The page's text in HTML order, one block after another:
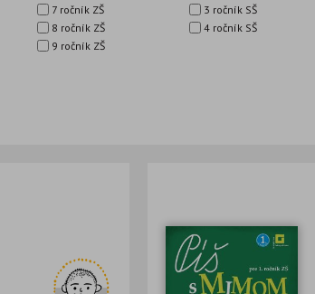
7 ročník ZŠ
8 ročník ZŠ
9 ročník ZŠ
3 ročník SŠ
4 ročník SŠ